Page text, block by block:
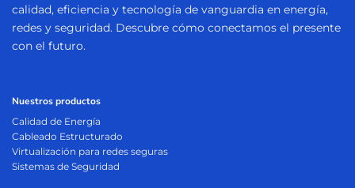
calidad, eficiencia y tecnología de vanguardia en energía,
redes y seguridad. Descubre cómo conectamos el presente
con el futuro.
Nuestros productos
Calidad de Energía
Cableado Estructurado
Virtualización para redes seguras
Sistemas de Seguridad